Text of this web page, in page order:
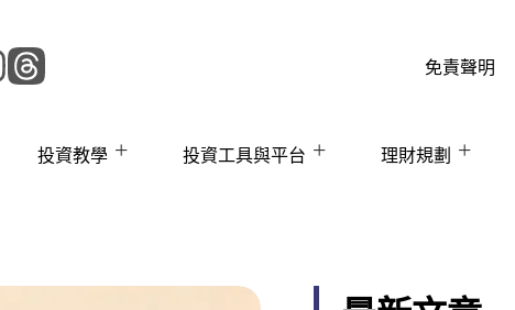
免責聲明
投資教學 投資工具與平台 理財規劃